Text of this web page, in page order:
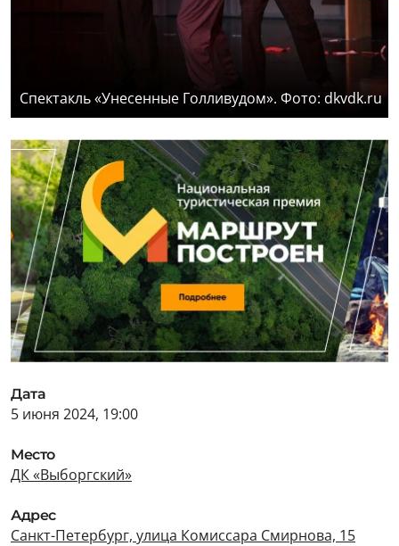
Спектакль «Унесенные Голливудом». Фото: dkvdk.ru
Дата
5 июня 2024, 19:00
Место
ДК «Выборгский»
Адрес
Санкт-Петербург, улица Комиссара Смирнова, 15